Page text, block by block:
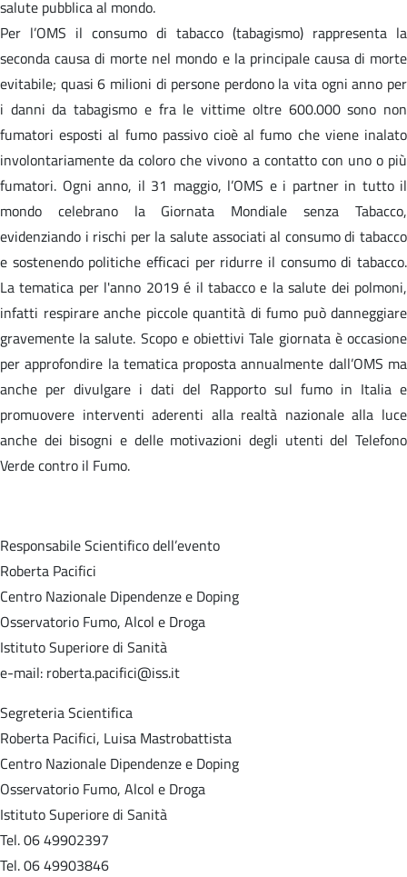
salute pubblica al mondo.
Per l’OMS il consumo di tabacco (tabagismo) rappresenta la
seconda causa di morte nel mondo e la principale causa di morte
evitabile; quasi 6 milioni di persone perdono la vita ogni anno per
i danni da tabagismo e fra le vittime oltre 600.000 sono non
fumatori esposti al fumo passivo cioè al fumo che viene inalato
involontariamente da coloro che vivono a contatto con uno o più
fumatori. Ogni anno, il 31 maggio, l’OMS e i partner in tutto il
mondo celebrano la Giornata Mondiale senza Tabacco,
evidenziando i rischi per la salute associati al consumo di tabacco
e sostenendo politiche efficaci per ridurre il consumo di tabacco.
La tematica per l'anno 2019 é il tabacco e la salute dei polmoni,
infatti respirare anche piccole quantità di fumo può danneggiare
gravemente la salute. Scopo e obiettivi Tale giornata è occasione
per approfondire la tematica proposta annualmente dall’OMS ma
anche per divulgare i dati del Rapporto sul fumo in Italia e
promuovere interventi aderenti alla realtà nazionale alla luce
anche dei bisogni e delle motivazioni degli utenti del Telefono
Verde contro il Fumo.
Responsabile Scientifico dell’evento
Roberta Pacifici
Centro Nazionale Dipendenze e Doping
Osservatorio Fumo, Alcol e Droga
Istituto Superiore di Sanità
e-mail: roberta.pacifici@iss.it
Segreteria Scientifica
Roberta Pacifici, Luisa Mastrobattista
Centro Nazionale Dipendenze e Doping
Osservatorio Fumo, Alcol e Droga
Istituto Superiore di Sanità
Tel. 06 49902397
Tel. 06 49903846